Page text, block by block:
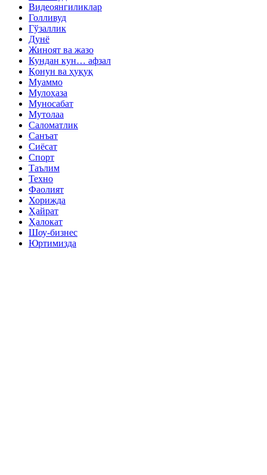
Видеоянгиликлар
Голливуд
Гўзаллик
Дунё
Жиноят ва жазо
Кундан кун… афзал
Қонун ва ҳуқуқ
Муаммо
Мулоҳаза
Муносабат
Мутолаа
Саломатлик
Санъат
Сиёсат
Спорт
Таълим
Техно
Фаолият
Хорижда
Ҳайрат
Ҳалокат
Шоу-бизнес
Юртимизда